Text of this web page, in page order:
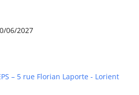
06/2027
– 5 rue Florian Laporte - Lorient